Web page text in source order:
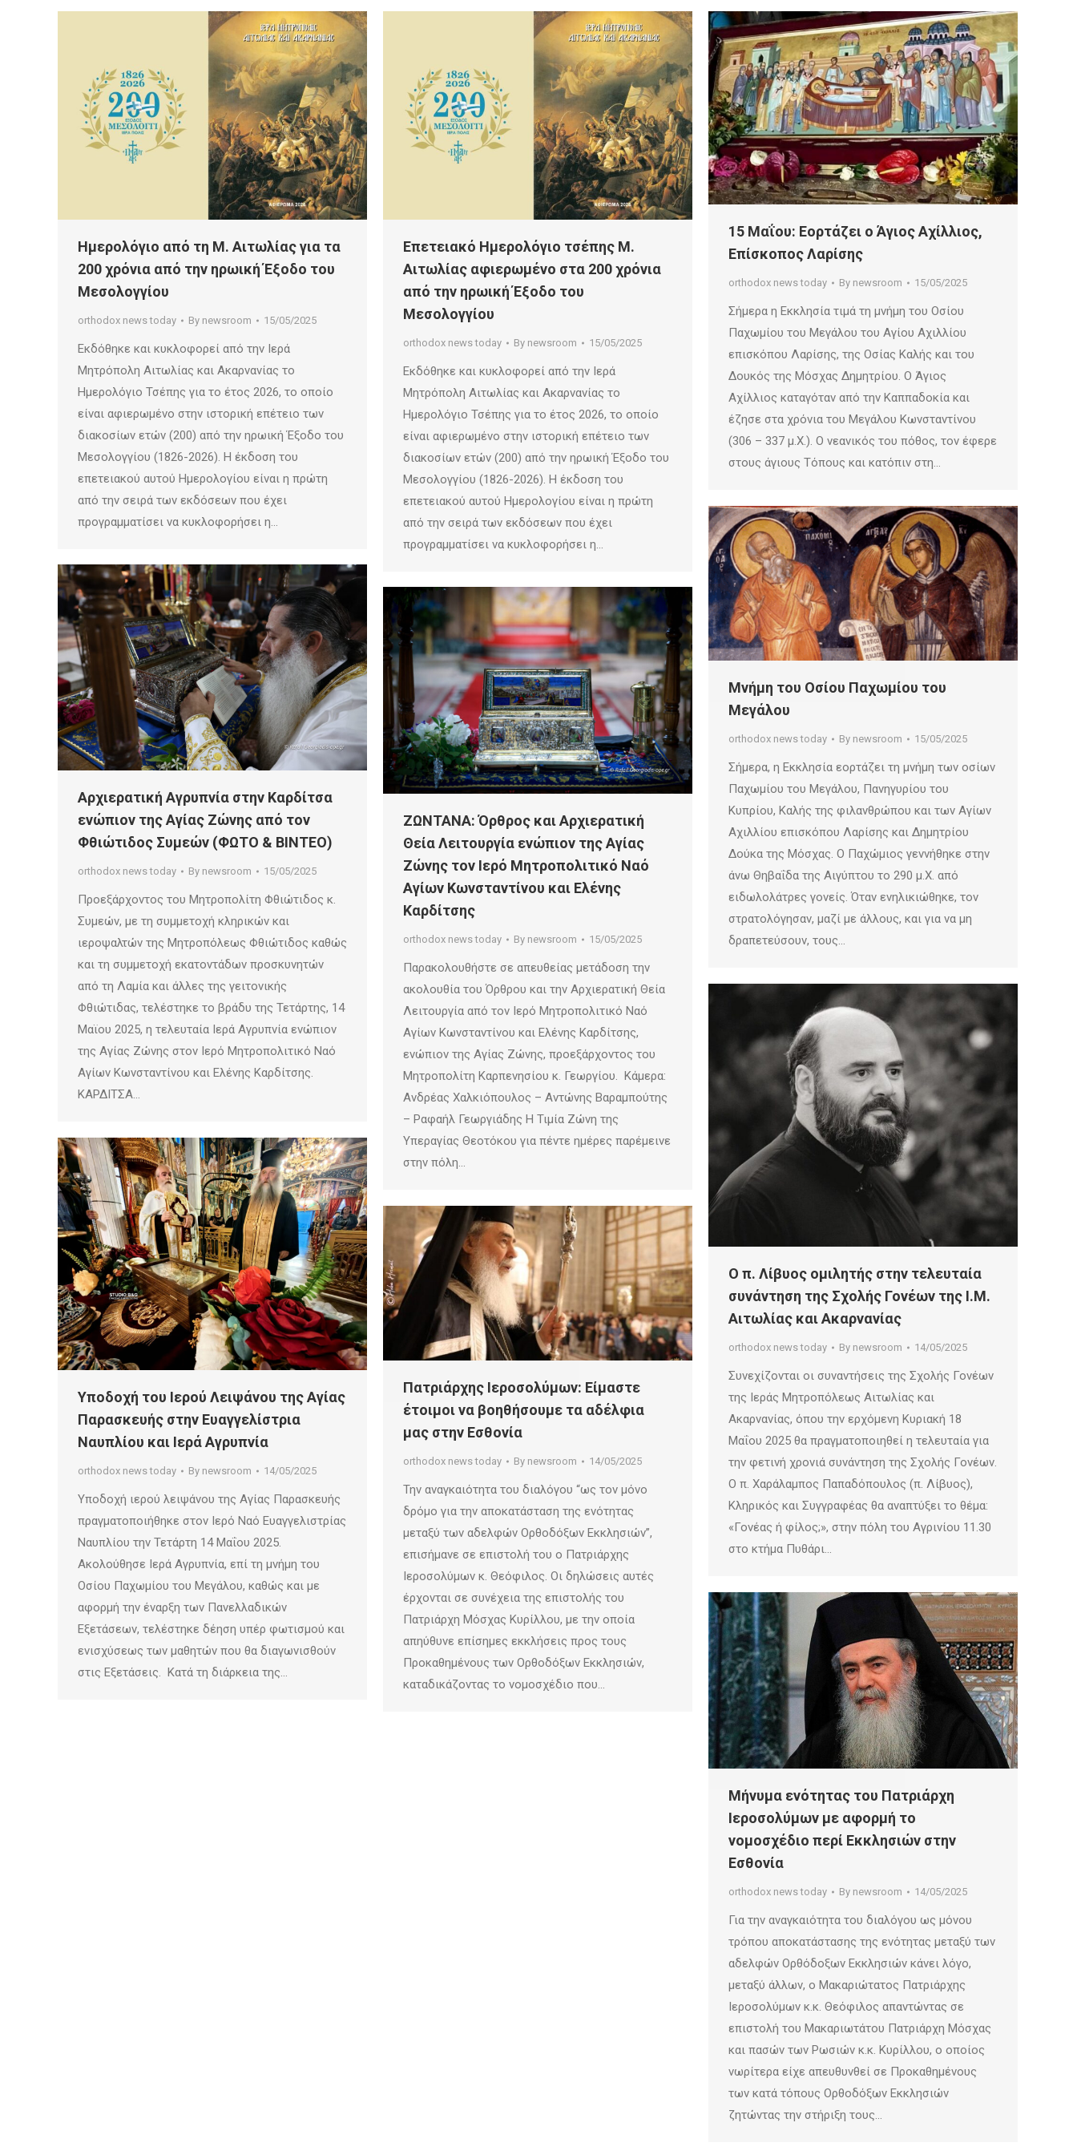
Ημερολόγιο από τη Μ. Αιτωλίας για τα
200 χρόνια από την ηρωική Έξοδο του
Μεσολογγίου
orthodox news today By newsroom 15/05/2025
Εκδόθηκε και κυκλοφορεί από την Ιερά
Μητρόπολη Αιτωλίας και Ακαρνανίας το
Ημερολόγιο Τσέπης για το έτος 2026, το οποίο
είναι αφιερωμένο στην ιστορική επέτειο των
διακοσίων ετών (200) από την ηρωική Έξοδο του
Μεσολογγίου (1826-2026). Η έκδοση του
επετειακού αυτού Ημερολογίου είναι η πρώτη
από την σειρά των εκδόσεων που έχει
προγραμματίσει να κυκλοφορήσει η…
Επετειακό Ημερολόγιο τσέπης Μ.
Αιτωλίας αφιερωμένο στα 200 χρόνια
από την ηρωική Έξοδο του
Μεσολογγίου
orthodox news today By newsroom 15/05/2025
Εκδόθηκε και κυκλοφορεί από την Ιερά
Μητρόπολη Αιτωλίας και Ακαρνανίας το
Ημερολόγιο Τσέπης για το έτος 2026, το οποίο
είναι αφιερωμένο στην ιστορική επέτειο των
διακοσίων ετών (200) από την ηρωική Έξοδο του
Μεσολογγίου (1826-2026). Η έκδοση του
επετειακού αυτού Ημερολογίου είναι η πρώτη
από την σειρά των εκδόσεων που έχει
προγραμματίσει να κυκλοφορήσει η…
15 Μαΐου: Εορτάζει ο Άγιος Αχίλλιος,
Επίσκοπος Λαρίσης
orthodox news today By newsroom 15/05/2025
Σήμερα η Εκκλησία τιμά τη μνήμη του Οσίου
Παχωμίου του Μεγάλου του Αγίου Αχιλλίου
επισκόπου Λαρίσης, της Οσίας Καλής και του
Δουκός της Μόσχας Δημητρίου. Ο Άγιος
Αχίλλιος καταγόταν από την Καππαδοκία και
έζησε στα χρόνια του Μεγάλου Κωνσταντίνου
(306 – 337 μ.Χ.). Ο νεανικός του πόθος, τον έφερε
στους άγιους Τόπους και κατόπιν στη…
Μνήμη του Οσίου Παχωμίου του
Μεγάλου
orthodox news today By newsroom 15/05/2025
Σήμερα, η Εκκλησία εορτάζει τη μνήμη των οσίων
Παχωμίου του Μεγάλου, Πανηγυρίου του
Κυπρίου, Καλής της φιλανθρώπου και των Αγίων
Αχιλλίου επισκόπου Λαρίσης και Δημητρίου
Δούκα της Μόσχας. Ο Παχώμιος γεννήθηκε στην
άνω Θηβαΐδα της Αιγύπτου το 290 μ.Χ. από
ειδωλολάτρες γονείς. Όταν ενηλικιώθηκε, τον
στρατολόγησαν, μαζί με άλλους, και για να μη
δραπετεύσουν, τους…
Αρχιερατική Αγρυπνία στην Καρδίτσα
ενώπιον της Αγίας Ζώνης από τον
Φθιώτιδος Συμεών (ΦΩΤΟ & ΒΙΝΤΕΟ)
orthodox news today By newsroom 15/05/2025
Προεξάρχοντος του Μητροπολίτη Φθιώτιδος κ.
Συμεών, με τη συμμετοχή κληρικών και
ιεροψαλτών της Μητροπόλεως Φθιώτιδος καθώς
και τη συμμετοχή εκατοντάδων προσκυνητών
από τη Λαμία και άλλες της γειτονικής
Φθιώτιδας, τελέστηκε το βράδυ της Τετάρτης, 14
Μαϊου 2025, η τελευταία Ιερά Αγρυπνία ενώπιον
της Αγίας Ζώνης στον Ιερό Μητροπολιτικό Ναό
Αγίων Κωνσταντίνου και Ελένης Καρδίτσης.
ΚΑΡΔΙΤΣΑ…
ΖΩΝΤΑΝΑ: Όρθρος και Αρχιερατική
Θεία Λειτουργία ενώπιον της Αγίας
Ζώνης τον Ιερό Μητροπολιτικό Ναό
Αγίων Κωνσταντίνου και Ελένης
Καρδίτσης
orthodox news today By newsroom 15/05/2025
Παρακολουθήστε σε απευθείας μετάδοση την
ακολουθία του Όρθρου και την Αρχιερατική Θεία
Λειτουργία από τον Ιερό Μητροπολιτικό Ναό
Αγίων Κωνσταντίνου και Ελένης Καρδίτσης,
ενώπιον της Αγίας Ζώνης, προεξάρχοντος του
Μητροπολίτη Καρπενησίου κ. Γεωργίου. Κάμερα:
Ανδρέας Χαλκιόπουλος – Αντώνης Βαραμπούτης
– Ραφαήλ Γεωργιάδης Η Τιμία Ζώνη της
Υπεραγίας Θεοτόκου για πέντε ημέρες παρέμεινε
στην πόλη…
Ο π. Λίβυος ομιλητής στην τελευταία
συνάντηση της Σχολής Γονέων της Ι.Μ.
Αιτωλίας και Ακαρνανίας
orthodox news today By newsroom 14/05/2025
Συνεχίζονται οι συναντήσεις της Σχολής Γονέων
της Ιεράς Μητροπόλεως Αιτωλίας και
Ακαρνανίας, όπου την ερχόμενη Κυριακή 18
Μαΐου 2025 θα πραγματοποιηθεί η τελευταία για
την φετινή χρονιά συνάντηση της Σχολής Γονέων.
Ο π. Χαράλαμπος Παπαδόπουλος (π. Λίβυος),
Κληρικός και Συγγραφέας θα αναπτύξει το θέμα:
«Γονέας ή φίλος;», στην πόλη του Αγρινίου 11.30
στο κτήμα Πυθάρι…
Υποδοχή του Ιερού Λειψάνου της Αγίας
Παρασκευής στην Ευαγγελίστρια
Ναυπλίου και Ιερά Αγρυπνία
orthodox news today By newsroom 14/05/2025
Υποδοχή ιερού λειψάνου της Αγίας Παρασκευής
πραγματοποιήθηκε στον Ιερό Ναό Ευαγγελιστρίας
Ναυπλίου την Τετάρτη 14 Μαΐου 2025.
Ακολούθησε Ιερά Αγρυπνία, επί τη μνήμη του
Οσίου Παχωμίου του Μεγάλου, καθώς και με
αφορμή την έναρξη των Πανελλαδικών
Εξετάσεων, τελέστηκε δέηση υπέρ φωτισμού και
ενισχύσεως των μαθητών που θα διαγωνισθούν
στις Εξετάσεις. Κατά τη διάρκεια της…
Πατριάρχης Ιεροσολύμων: Είμαστε
έτοιμοι να βοηθήσουμε τα αδέλφια
μας στην Εσθονία
orthodox news today By newsroom 14/05/2025
Την αναγκαιότητα του διαλόγου “ως τον μόνο
δρόμο για την αποκατάσταση της ενότητας
μεταξύ των αδελφών Ορθοδόξων Εκκλησιών”,
επισήμανε σε επιστολή του ο Πατριάρχης
Ιεροσολύμων κ. Θεόφιλος. Οι δηλώσεις αυτές
έρχονται σε συνέχεια της επιστολής του
Πατριάρχη Μόσχας Κυρίλλου, με την οποία
απηύθυνε επίσημες εκκλήσεις προς τους
Προκαθημένους των Ορθοδόξων Εκκλησιών,
καταδικάζοντας το νομοσχέδιο που…
Μήνυμα ενότητας του Πατριάρχη
Ιεροσολύμων με αφορμή το
νομοσχέδιο περί Εκκλησιών στην
Εσθονία
orthodox news today By newsroom 14/05/2025
Για την αναγκαιότητα του διαλόγου ως μόνου
τρόπου αποκατάστασης της ενότητας μεταξύ των
αδελφών Ορθόδοξων Εκκλησιών κάνει λόγο,
μεταξύ άλλων, ο Μακαριώτατος Πατριάρχης
Ιεροσολύμων κ.κ. Θεόφιλος απαντώντας σε
επιστολή του Μακαριωτάτου Πατριάρχη Μόσχας
και πασών των Ρωσιών κ.κ. Κυρίλλου, ο οποίος
νωρίτερα είχε απευθυνθεί σε Προκαθημένους
των κατά τόπους Ορθοδόξων Εκκλησιών
ζητώντας την στήριξη τους…